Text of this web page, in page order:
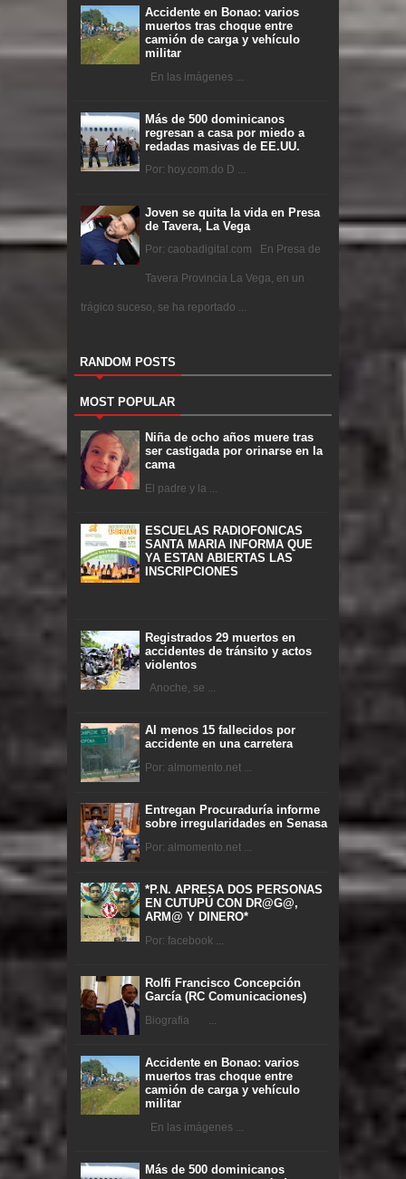
Accidente en Bonao: varios
muertos tras choque entre
camión de carga y vehículo
militar
En las imágenes ...
Más de 500 dominicanos
regresan a casa por miedo a
redadas masivas de EE.UU.
Por: hoy.com.do D ...
Joven se quita la vida en Presa
de Tavera, La Vega
Por: caobadigital.com En Presa de
Tavera Provincia La Vega, en un
trágico suceso, se ha reportado ...
RANDOM POSTS
MOST POPULAR
Niña de ocho años muere tras
ser castigada por orinarse en la
cama
El padre y la ...
ESCUELAS RADIOFONICAS
SANTA MARIA INFORMA QUE
YA ESTAN ABIERTAS LAS
INSCRIPCIONES
Registrados 29 muertos en
accidentes de tránsito y actos
violentos
Anoche, se ...
Al menos 15 fallecidos por
accidente en una carretera
Por: almomento.net ...
Entregan Procuraduría informe
sobre irregularidades en Senasa
Por: almomento.net ...
*P.N. APRESA DOS PERSONAS
EN CUTUPÚ CON DR@G@,
ARM@ Y DINERO*
Por: facebook ...
Rolfi Francisco Concepción
García (RC Comunicaciones)
Biografia ...
Accidente en Bonao: varios
muertos tras choque entre
camión de carga y vehículo
militar
En las imágenes ...
Más de 500 dominicanos